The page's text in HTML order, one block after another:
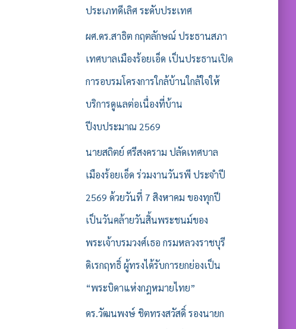
ประเภทดีเลิศ ระดับประเทศ
ผศ.ดร.สาธิต กฤตลักษณ์ ประธานสภา
เทศบาลเมืองร้อยเอ็ด เป็นประธานเปิด
การอบรมโครงการใกล้บ้านใกล้ใจให้
บริการดูแลต่อเนื่องที่บ้าน
ปีงบประมาณ 2569
นายสถิตย์ ศรีสงคราม ปลัดเทศบาล
เมืองร้อยเอ็ด ร่วมงานวันรพี ประจำปี
2569 ด้วยวันที่ 7 สิงหาคม ของทุกปี
เป็นวันคล้ายวันสิ้นพระชนม์ของ
พระเจ้าบรมวงศ์เธอ กรมหลวงราชบุรี
ดิเรกฤทธิ์ ผู้ทรงได้รับการยกย่องเป็น
“พระบิดาแห่งกฎหมายไทย”
ดร.วัฒนพงษ์ ชิตทรงสวัสดิ์ รองนายก